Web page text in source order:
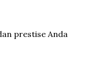
prestise Anda